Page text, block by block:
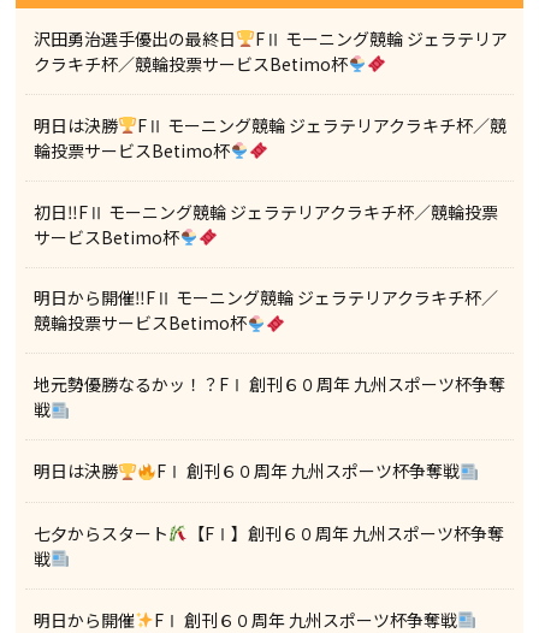
沢田勇治選手優出の最終日
FⅡ モーニング競輪 ジェラテリア
クラキチ杯／競輪投票サービスBetimo杯
明日は決勝
FⅡ モーニング競輪 ジェラテリアクラキチ杯／競
輪投票サービスBetimo杯
初日‼FⅡ モーニング競輪 ジェラテリアクラキチ杯／競輪投票
サービスBetimo杯
明日から開催‼FⅡ モーニング競輪 ジェラテリアクラキチ杯／
競輪投票サービスBetimo杯
地元勢優勝なるかッ！？FⅠ 創刊６０周年 九州スポーツ杯争奪
戦
明日は決勝 FⅠ 創刊６０周年 九州スポーツ杯争奪戦
七夕からスタート
【FⅠ】創刊６０周年 九州スポーツ杯争奪
戦
明日から開催 FⅠ 創刊６０周年 九州スポーツ杯争奪戦